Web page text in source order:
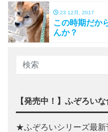
23 12月, 2017
この時期だか
んか？
【発売中！】ふぞろい
★ふぞろいシリーズ最新